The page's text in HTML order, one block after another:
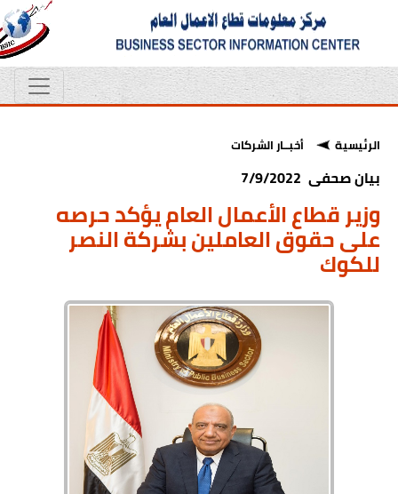
الرئيسية أخبــار الشركات
بيان صحفى 7/9/2022
وزير قطاع الأعمال العام يؤكد حرصه
على حقوق العاملين بشركة النصر
للكوك